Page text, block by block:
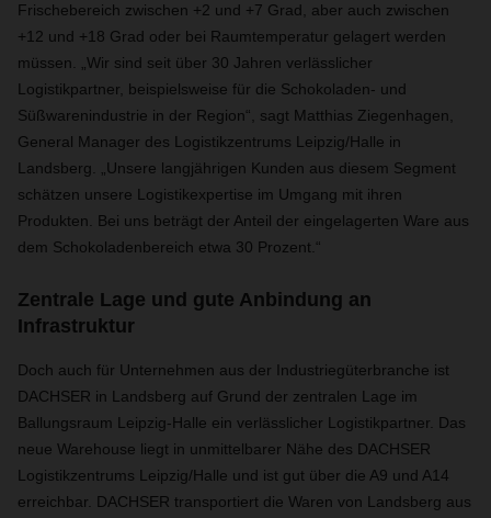
Frischebereich zwischen +2 und +7 Grad, aber auch zwischen
+12 und +18 Grad oder bei Raumtemperatur gelagert werden
müssen. „Wir sind seit über 30 Jahren verlässlicher
Logistikpartner, beispielsweise für die Schokoladen- und
Süßwarenindustrie in der Region“, sagt Matthias Ziegenhagen,
General Manager des Logistikzentrums Leipzig/Halle in
Landsberg. „Unsere langjährigen Kunden aus diesem Segment
schätzen unsere Logistikexpertise im Umgang mit ihren
Produkten. Bei uns beträgt der Anteil der eingelagerten Ware aus
dem Schokoladenbereich etwa 30 Prozent.“
Zentrale Lage und gute Anbindung an
Infrastruktur
Doch auch für Unternehmen aus der Industriegüterbranche ist
DACHSER in Landsberg auf Grund der zentralen Lage im
Ballungsraum Leipzig-Halle ein verlässlicher Logistikpartner. Das
neue Warehouse liegt in unmittelbarer Nähe des DACHSER
Logistikzentrums Leipzig/Halle und ist gut über die A9 und A14
erreichbar. DACHSER transportiert die Waren von Landsberg aus